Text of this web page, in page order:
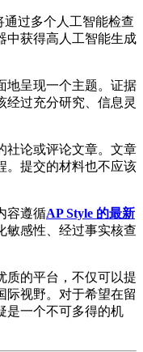
通过多个人工智能检查
中获得高人工智能生成
地呈现一个主题。证据
经过充分研究、信息灵
社论或评论文章。文章
。提交的材料也不应该
容遵循AP Style 的最新
敏感性、经过事实核查
质的平台，不仅可以提
际视野。对于希望在留
是一个不可多得的机